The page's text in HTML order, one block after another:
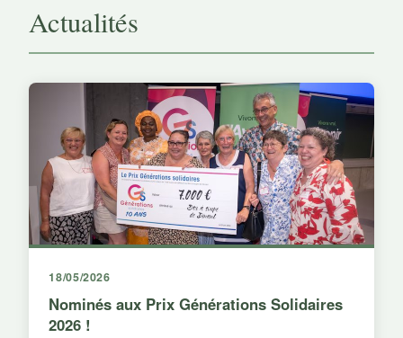
Actualités
18/05/2026
Nominés aux Prix Générations Solidaires
2026 !